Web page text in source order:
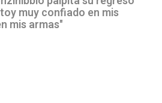
muy confiado en mis
mis armas"